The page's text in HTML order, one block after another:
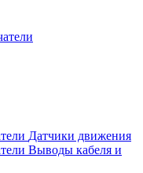
Датчики движения
Выводы кабеля и